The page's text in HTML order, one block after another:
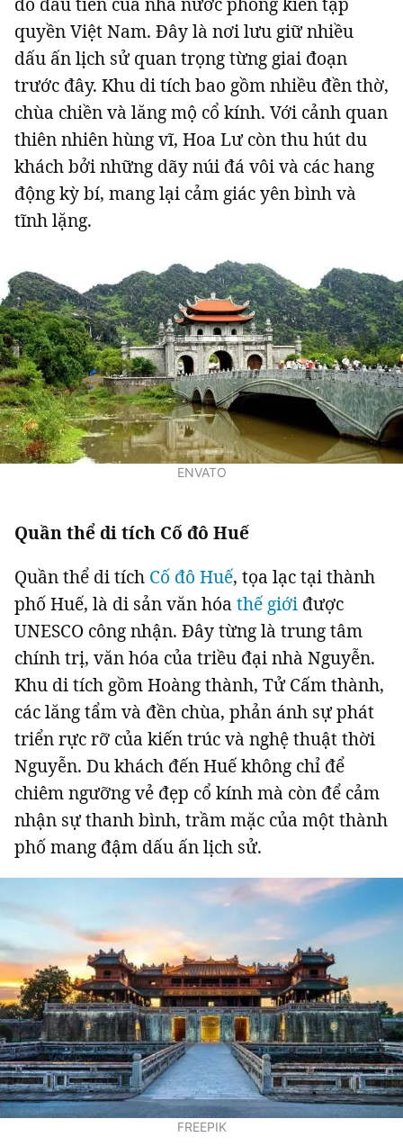
quyền Việt Nam. Đây là nơi lưu giữ nhiều
dấu ấn lịch sử quan trọng từng giai đoạn
trước đây. Khu di tích bao gồm nhiều đền thờ,
chùa chiền và lăng mộ cổ kính. Với cảnh quan
thiên nhiên hùng vĩ, Hoa Lư còn thu hút du
khách bởi những dãy núi đá vôi và các hang
động kỳ bí, mang lại cảm giác yên bình và
tĩnh lặng.
ENVATO
Quần thể di tích Cố đô Huế
Quần thể di tích Cố đô Huế, tọa lạc tại thành
phố Huế, là di sản văn hóa thế giới được
UNESCO công nhận. Đây từng là trung tâm
chính trị, văn hóa của triều đại nhà Nguyễn.
Khu di tích gồm Hoàng thành, Tử Cấm thành,
các lăng tẩm và đền chùa, phản ánh sự phát
triển rực rỡ của kiến trúc và nghệ thuật thời
Nguyễn. Du khách đến Huế không chỉ để
chiêm ngưỡng vẻ đẹp cổ kính mà còn để cảm
nhận sự thanh bình, trầm mặc của một thành
phố mang đậm dấu ấn lịch sử.
FREEPIK